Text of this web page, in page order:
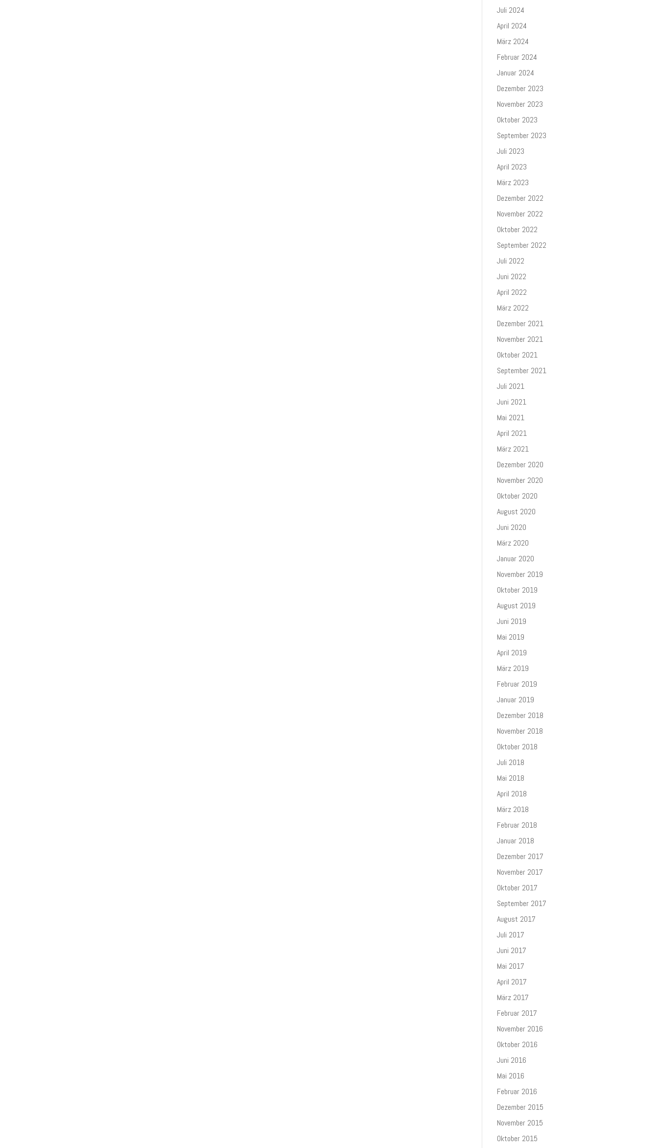
Juli 2024
April 2024
März 2024
Februar 2024
Januar 2024
Dezember 2023
November 2023
Oktober 2023
September 2023
Juli 2023
April 2023
März 2023
Dezember 2022
November 2022
Oktober 2022
September 2022
Juli 2022
Juni 2022
April 2022
März 2022
Dezember 2021
November 2021
Oktober 2021
September 2021
Juli 2021
Juni 2021
Mai 2021
April 2021
März 2021
Dezember 2020
November 2020
Oktober 2020
August 2020
Juni 2020
März 2020
Januar 2020
November 2019
Oktober 2019
August 2019
Juni 2019
Mai 2019
April 2019
März 2019
Februar 2019
Januar 2019
Dezember 2018
November 2018
Oktober 2018
Juli 2018
Mai 2018
April 2018
März 2018
Februar 2018
Januar 2018
Dezember 2017
November 2017
Oktober 2017
September 2017
August 2017
Juli 2017
Juni 2017
Mai 2017
April 2017
März 2017
Februar 2017
November 2016
Oktober 2016
Juni 2016
Mai 2016
Februar 2016
Dezember 2015
November 2015
Oktober 2015